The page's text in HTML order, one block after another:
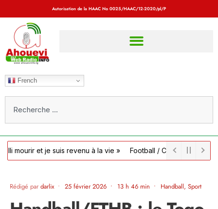
Autorisation de la HAAC No 0025/HAAC/12-2020/pl/P
French
et je suis revenu à la vie » Football / Côte d’Ivoire : la FIF
Rédigé pardarlix • 25 février 2026 • 13 h 46 min • Handball, Sport